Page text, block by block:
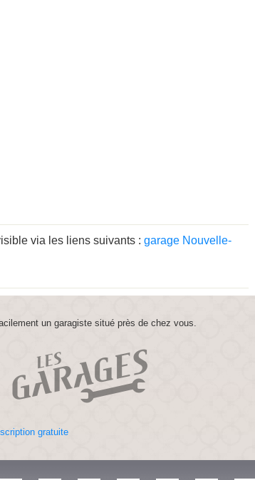
via les liens suivants : garage Nouvelle-
un garagiste situé près de chez vous.
gratuite